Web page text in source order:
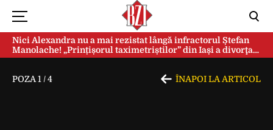
Nici Alexandra nu a mai rezistat lângă infractorul Ștefan
Manolache! „Prințișorul taximetriștilor” din Iași a divorţat
după doi ani de căsnicie
POZA 1 /4 ÎNAPOI LA ARTICOL